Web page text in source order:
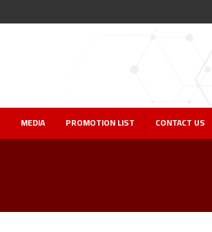
MEDIA PROMOTION LIST CONTACT US